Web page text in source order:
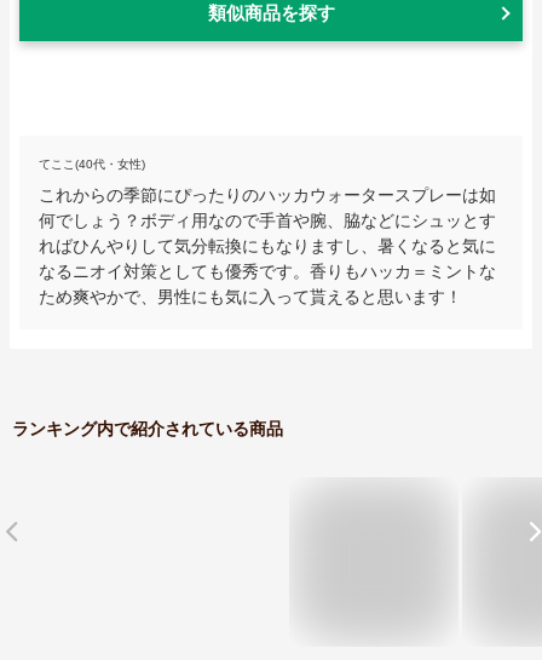
類似商品を探す
てここ(40代・女性)
これからの季節にぴったりのハッカウォータースプレーは如
何でしょう？ボディ用なので手首や腕、脇などにシュッとす
ればひんやりして気分転換にもなりますし、暑くなると気に
なるニオイ対策としても優秀です。香りもハッカ＝ミントな
ため爽やかで、男性にも気に入って貰えると思います！
ランキング内で紹介されている商品